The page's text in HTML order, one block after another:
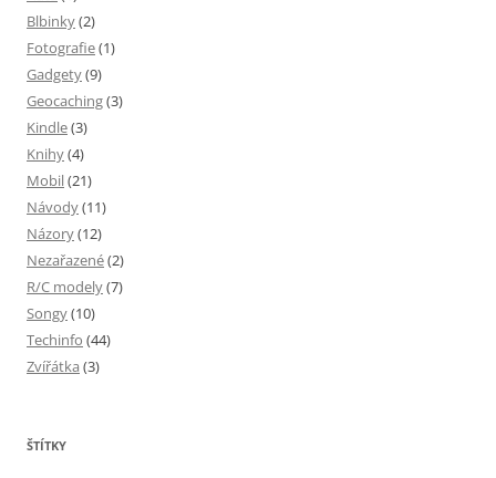
Blbinky(2)
Fotografie(1)
Gadgety(9)
Geocaching(3)
Kindle(3)
Knihy(4)
Mobil(21)
Návody(11)
Názory(12)
Nezařazené(2)
R/C modely(7)
Songy(10)
Techinfo (44)
Zvířátka (3)
ŠTÍTKY